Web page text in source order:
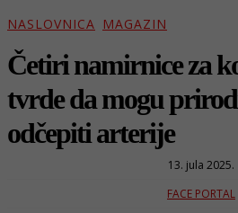
NASLOVNICA MAGAZIN
Četiri namirnice za
tvrde da mogu
odčepiti arterije
13. jula 2025.
FACE PORTAL